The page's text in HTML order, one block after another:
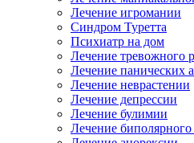
Лечение игромании
Синдром Туретта
Психиатр на дом
Лечение тревожного
Лечение панических
Лечение неврастении
Лечение депрессии
Лечение булимии
Лечение биполярного